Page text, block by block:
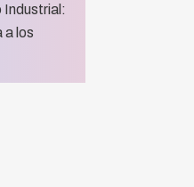
Industrial:
a los